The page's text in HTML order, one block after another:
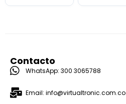
Contacto
WhatsApp: 300 3065788
Email: info@virtualtronic.com.co